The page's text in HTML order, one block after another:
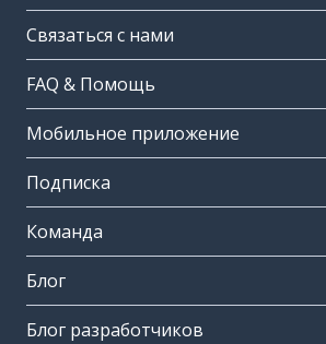
Связаться с нами
FAQ & Помощь
Мобильное приложение
Подписка
Команда
Блог
Блог разработчиков